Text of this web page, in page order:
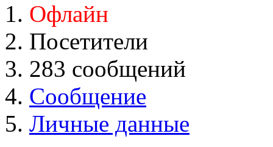
Офлайн
Посетители
283 сообщений
Сообщение
Личные данные